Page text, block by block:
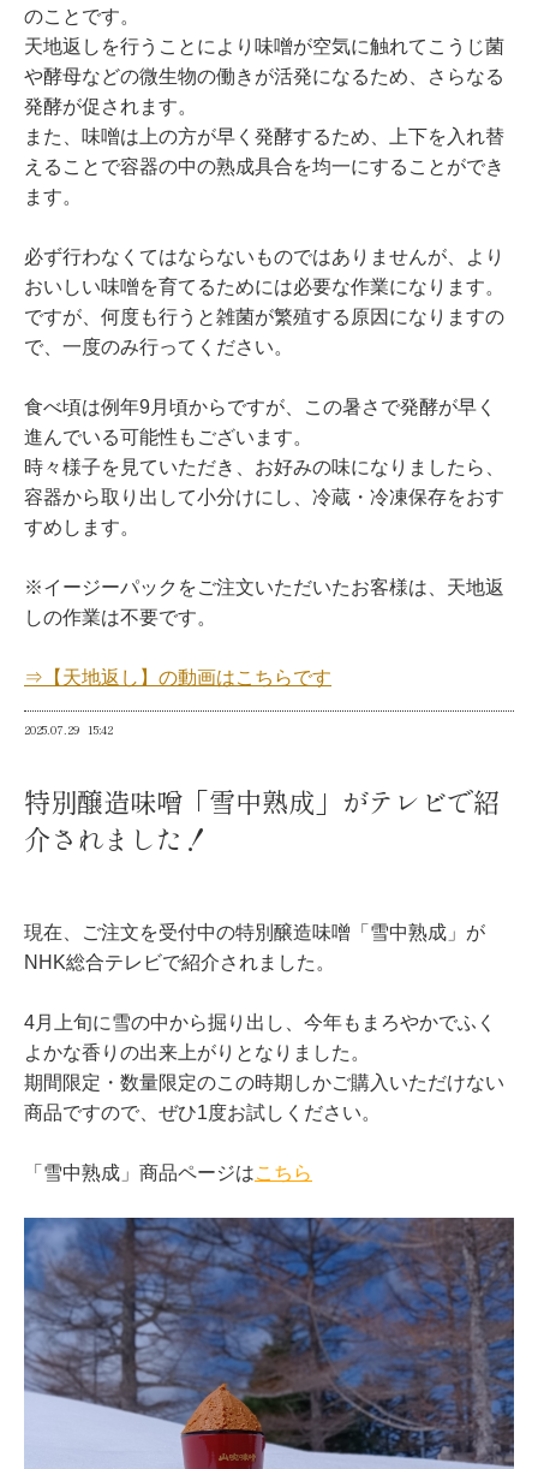
のことです。
天地返しを行うことにより味噌が空気に触れてこうじ菌
や酵母などの微生物の働きが活発になるため、さらなる
発酵が促されます。
また、味噌は上の方が早く発酵するため、上下を入れ替
えることで容器の中の熟成具合を均一にすることができ
ます。
必ず行わなくてはならないものではありませんが、より
おいしい味噌を育てるためには必要な作業になります。
ですが、何度も行うと雑菌が繁殖する原因になりますの
で、一度のみ行ってください。
食べ頃は例年9月頃からですが、この暑さで発酵が早く
進んでいる可能性もございます。
時々様子を見ていただき、お好みの味になりましたら、
容器から取り出して小分けにし、冷蔵・冷凍保存をおす
すめします。
※イージーパックをご注文いただいたお客様は、天地返
しの作業は不要です。
⇒【天地返し】の動画はこちらです
2025.07.29 15:42
特別醸造味噌「雪中熟成」がテレビで紹
介されました！
現在、ご注文を受付中の特別醸造味噌「雪中熟成」が
NHK総合テレビで紹介されました。
4月上旬に雪の中から掘り出し、今年もまろやかでふく
よかな香りの出来上がりとなりました。
期間限定・数量限定のこの時期しかご購入いただけない
商品ですので、ぜひ1度お試しください。
「雪中熟成」商品ページはこちら